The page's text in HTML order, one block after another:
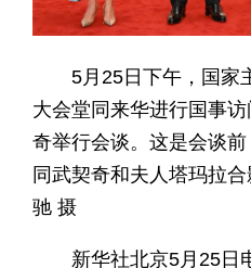
5月25日下午，国家
大会堂同来华进行国事
奇举行会谈。这是会谈
同武契奇和夫人塔玛拉
驰 摄
新华社北京5月25日